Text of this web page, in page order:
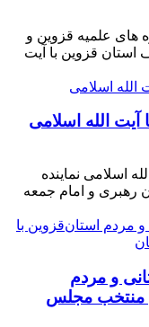
های علمیه قزوین و
قزوین با آیت
الله اسلامی
اسلامی نماینده
رهبری و امام جمعه
و مردم‌
منتخب مجلس‌